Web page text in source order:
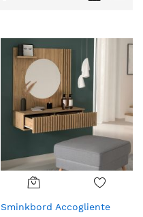
Sminkbord Accogliente